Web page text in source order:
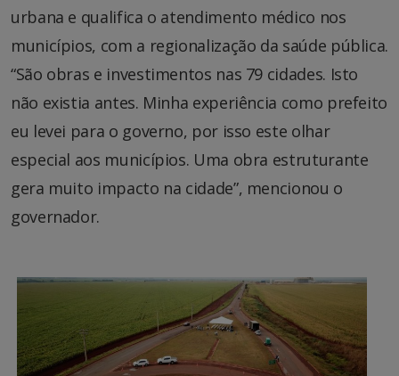
urbana e qualifica o atendimento médico nos
municípios, com a regionalização da saúde pública.
“São obras e investimentos nas 79 cidades. Isto
não existia antes. Minha experiência como prefeito
eu levei para o governo, por isso este olhar
especial aos municípios. Uma obra estruturante
gera muito impacto na cidade”, mencionou o
governador.